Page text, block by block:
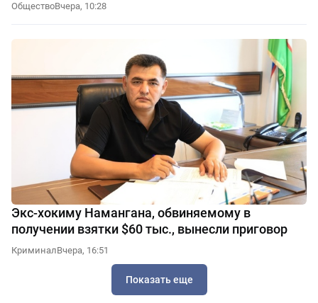
ОбществоВчера, 10:28
Экс-хокиму Намангана, обвиняемому в
получении взятки $60 тыс., вынесли приговор
КриминалВчера, 16:51
Показать еще